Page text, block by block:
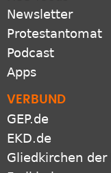
RSS-feeds
Newsletter
Protestantomat
Podcast
VERBUND
GEP.de
EKD.de